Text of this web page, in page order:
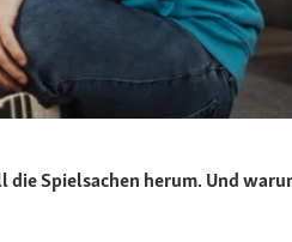
die Spielsachen herum. Und